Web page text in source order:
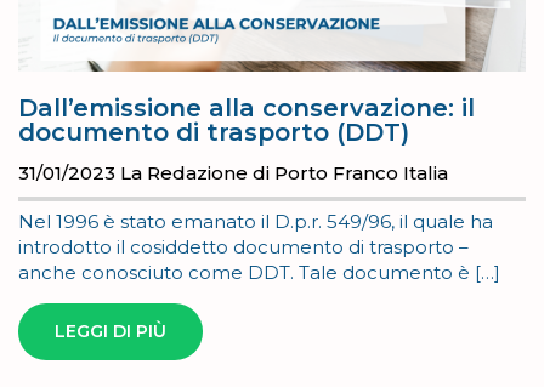
Dall’emissione alla conservazione: il
documento di trasporto (DDT)
31/01/2023 La Redazione di Porto Franco Italia
Nel 1996 è stato emanato il D.p.r. 549/96, il quale ha
introdotto il cosiddetto documento di trasporto –
anche conosciuto come DDT. Tale documento è […]
LEGGI DI PIÙ